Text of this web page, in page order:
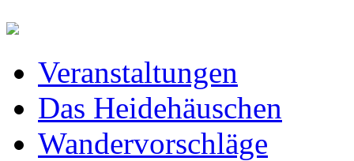
Veranstaltungen
Das Heidehäuschen
Wandervorschläge